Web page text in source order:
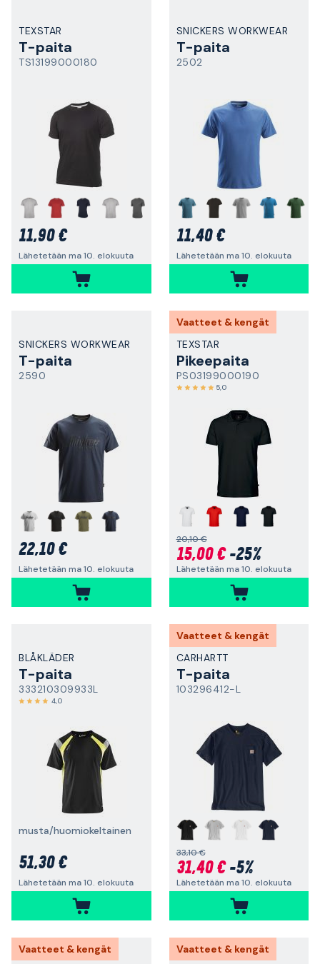
TEXSTAR
T-paita
TS13199000180
11,90 €
Lähetetään ma 10. elokuuta
SNICKERS WORKWEAR
T-paita
2502
11,40 €
Lähetetään ma 10. elokuuta
SNICKERS WORKWEAR
T-paita
2590
22,10 €
Lähetetään ma 10. elokuuta
Vaatteet & kengät
TEXSTAR
Pikeepaita
PS03199000190
5,0
20,10 €
15,00 €-25%
Lähetetään ma 10. elokuuta
BLÅKLÄDER
T-paita
333210309933L
4,0
musta/huomiokeltainen
51,30 €
Lähetetään ma 10. elokuuta
Vaatteet & kengät
CARHARTT
T-paita
103296412-L
33,10 €
31,40 €-5%
Lähetetään ma 10. elokuuta
Vaatteet & kengät
Vaatteet & kengät